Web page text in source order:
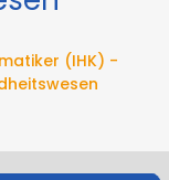
(IHK) -